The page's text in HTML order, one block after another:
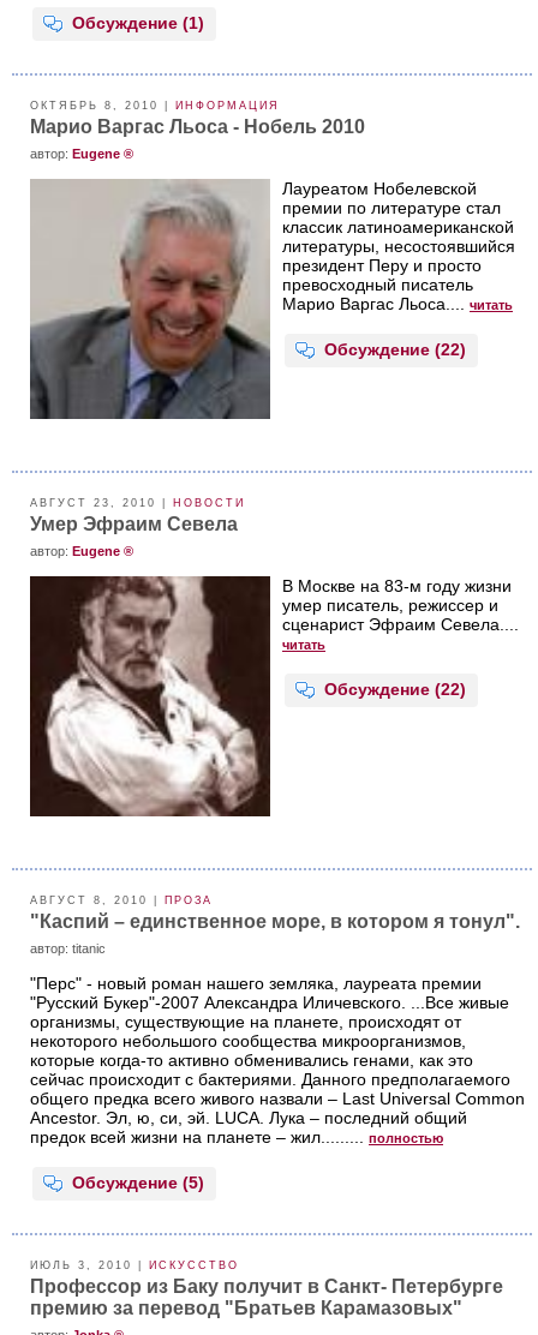
Обсуждение (1)
ОКТЯБРЬ 8, 2010 | ИНФОРМАЦИЯ
Марио Варгас Льоса - Нобель 2010
aвтор: Eugene ®
Лауреатом Нобелевской
премии по литературе стал
классик латиноамериканской
литературы, несостоявшийся
президент Перу и просто
превосходный писатель
Марио Варгас Льоса....
читать
Обсуждение (22)
АВГУСТ 23, 2010 | НОВОСТИ
Умер Эфраим Севела
aвтор: Eugene ®
В Москве на 83-м году жизни
умер писатель, режиссер и
сценарист Эфраим Севела....
читать
Обсуждение (22)
АВГУСТ 8, 2010 | ПРОЗА
"Каспий – единственное море, в котором я тонул".
aвтор: titanic
"Перс" - новый роман нашего земляка, лауреата премии
"Русский Букер"-2007 Александра Иличевского. ...Все живые
организмы, существующие на планете, происходят от
некоторого небольшого сообщества микроорганизмов,
которые когда-то активно обменивались генами, как это
сейчас происходит с бактериями. Данного предполагаемого
общего предка всего живого назвали – Last Universal Common
Ancestor. Эл, ю, си, эй. LUCA. Лука – последний общий
предок всей жизни на планете – жил.........
полностью
Обсуждение (5)
ИЮЛЬ 3, 2010 | ИСКУССТВО
Профессор из Баку получит в Санкт- Петербурге
премию за перевод "Братьев Карамазовых"